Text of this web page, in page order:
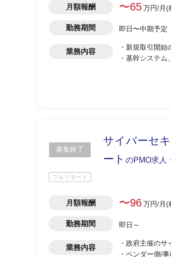
月額報酬 〜65万円/月(
勤務期間
即日〜中期予定
り）
業務内容
・新規取引開
・基幹システ
募集終了
サイバーセ
ート のPMO求人
フルリモート
月額報酬 〜96万円/月(
勤務期間 即日～
業務内容
・政府主催の
・ベンダー側/